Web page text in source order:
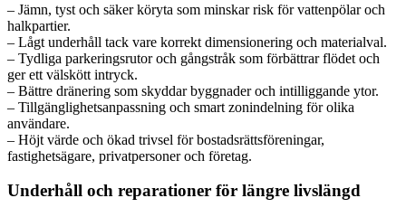
– Jämn, tyst och säker köryta som minskar risk för vattenpölar och
halkpartier.
– Lågt underhåll tack vare korrekt dimensionering och materialval.
– Tydliga parkeringsrutor och gångstråk som förbättrar flödet och
ger ett välskött intryck.
– Bättre dränering som skyddar byggnader och intilliggande ytor.
– Tillgänglighetsanpassning och smart zonindelning för olika
användare.
– Höjt värde och ökad trivsel för bostadsrättsföreningar,
fastighetsägare, privatpersoner och företag.
Underhåll och reparationer för längre livslängd